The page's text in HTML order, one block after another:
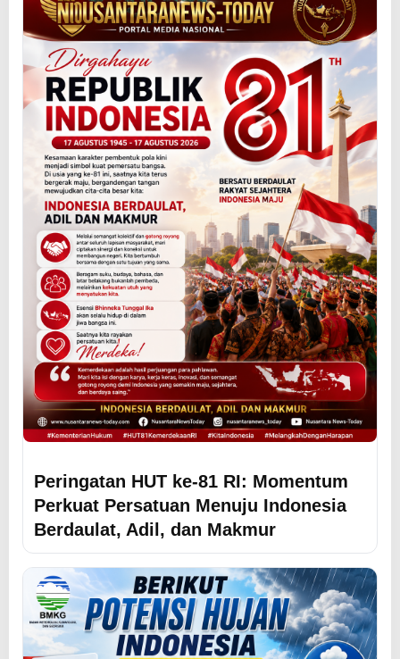
Peringatan HUT ke-81 RI: Momentum
Perkuat Persatuan Menuju Indonesia
Berdaulat, Adil, dan Makmur